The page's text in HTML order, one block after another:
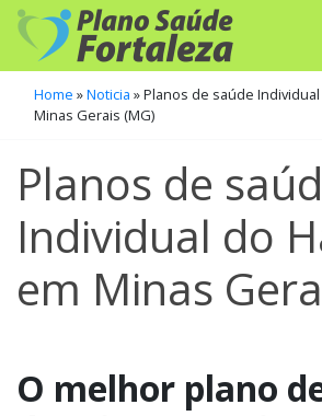
Home »Noticia »Planos de saúde
Minas Gerais (MG)
Planos de
Individual do
em Minas
O melhor plano